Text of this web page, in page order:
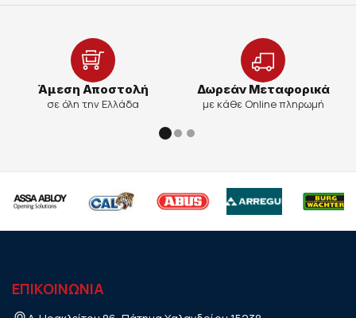
Άμεση Αποστολή
σε όλη την Ελλάδα
Δωρεάν Μεταφορικά
με κάθε Online πληρωμή
ΕΠΙΚΟΙΝΩΝΙΑ